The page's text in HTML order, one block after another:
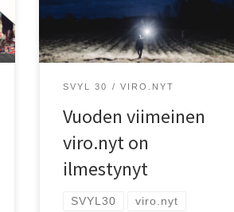
artikkeleita!
SVYL 30 VIRO.NYT
Vuoden viimeinen
viro.nyt on
ilmestynyt
SVYL30 viro.nyt